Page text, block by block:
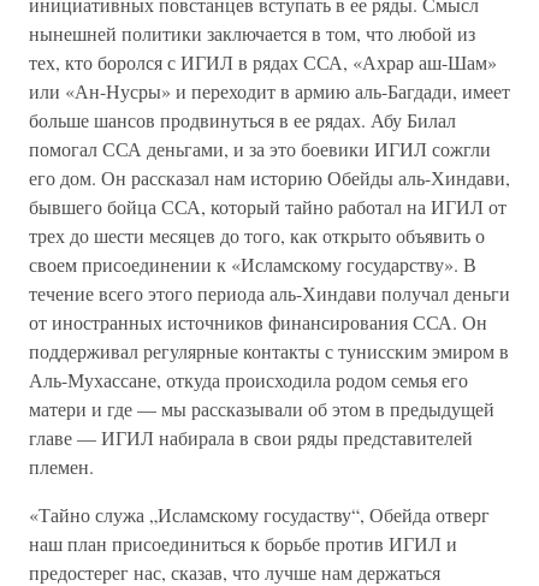
нынешней политики заключается в том, что любой из
тех, кто боролся с ИГИЛ в рядах ССА, «Ахрар аш-Шам»
или «Ан-Нусры» и переходит в армию аль-Багдади, имеет
больше шансов продвинуться в ее рядах. Абу Билал
помогал ССА деньгами, и за это боевики ИГИЛ сожгли
его дом. Он рассказал нам историю Обейды аль-Хиндави,
бывшего бойца ССА, который тайно работал на ИГИЛ от
трех до шести месяцев до того, как открыто объявить о
своем присоединении к «Исламскому государству». В
течение всего этого периода аль-Хиндави получал деньги
от иностранных источников финансирования ССА. Он
поддерживал регулярные контакты с тунисским эмиром в
Аль-Мухассане, откуда происходила родом семья его
матери и где — мы рассказывали об этом в предыдущей
главе — ИГИЛ набирала в свои ряды представителей
племен.
«Тайно служа „Исламскому госудаству“, Обейда отверг
наш план присоединиться к борьбе против ИГИЛ и
предостерег нас, сказав, что лучше нам держаться